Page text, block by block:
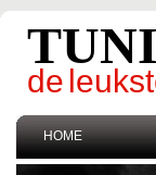
de
HOME